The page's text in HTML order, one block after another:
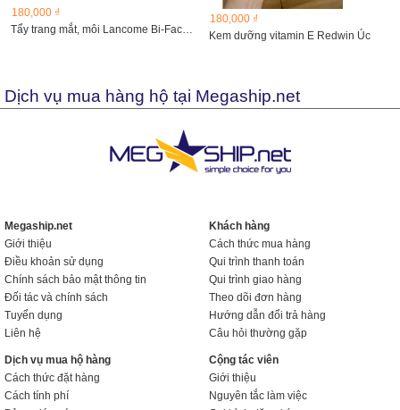
180,000 ₫
180,000 ₫
Kem dưỡng vitamin E Redwin Úc
Dịch vụ mua hàng hộ tại Megaship.net
Megaship.net
Giới thiệu
Điều khoản sử dụng
Chính sách bảo mật thông tin
Đối tác và chính sách
Tuyển dụng
Liên hệ
Khách hàng
Cách thức mua hàng
Qui trình thanh toán
Qui trình giao hàng
Theo dõi đơn hàng
Hướng dẫn đổi trả hàng
Câu hỏi thường gặp
Dịch vụ mua hộ hàng
Cách thức đặt hàng
Cách tính phí
Cộng tác viên
Giới thiệu
Nguyên tắc làm việc